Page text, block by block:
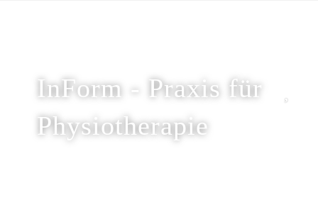
InForm - Praxis für
Physiotherapie